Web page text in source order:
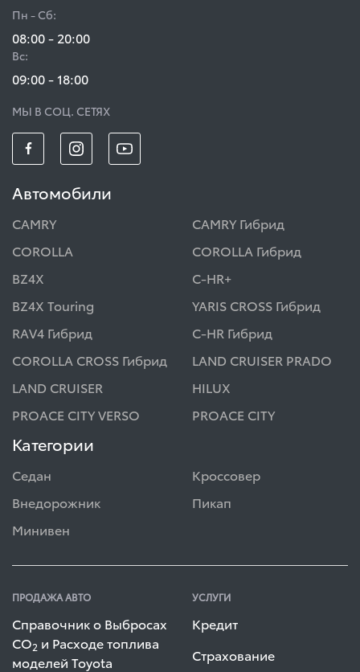
Пн - Сб:
08:00 - 20:00
Вс:
09:00 - 18:00
МЫ В СОЦ. СЕТЯХ
Автомобили
CAMRY
CAMRY Гибрид
COROLLA
COROLLA Гибрид
BZ4X
C-HR+
BZ4X Touring
YARIS CROSS Гибрид
RAV4 Гибрид
C-HR Гибрид
COROLLA CROSS Гибрид
LAND CRUISER PRADO
LAND CRUISER
HILUX
PROACE CITY VERSO
PROACE CITY
Категории
Седан
Кроссовер
Внедорожник
Пикап
Минивен
ПРОДАЖА АВТО
Справочник о Выбросах
СО2 и Расходе топлива
моделей Toyota
УСЛУГИ
Кредит
Страхование